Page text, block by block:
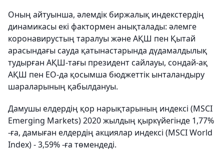
Оның айтуынша, әлемдік биржалық индекстердің
динамикасы екі фактормен анықталады: әлемге
коронавирустың таралуы және АҚШ пен Қытай
арасындағы сауда қатынастарында дүдамалдылық
тудырған АҚШ-тағы президент сайлауы, сондай-ақ
АҚШ пен ЕО-да қосымша бюджеттік ынталандыру
шараларының қабылдануы.
Дамушы елдердің қор нарықтарының индексі (MSCI
Emerging Markets) 2020 жылдың қыркүйегінде 1,77%
-ға, дамыған елдердің акциялар индексі (MSCI World
Index) - 3,59% -ға төмендеді.